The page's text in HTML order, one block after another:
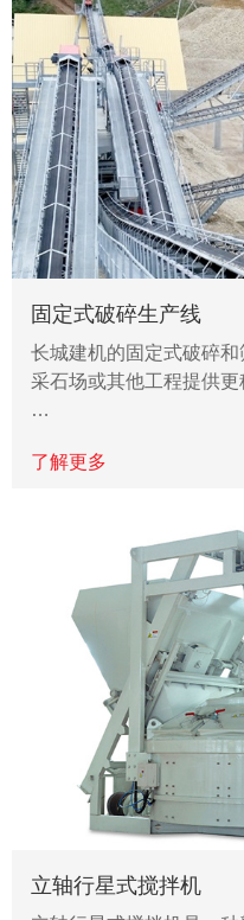
固定式破碎生产线
长城建机的固定式破碎和
采石场或其他工程提供更
…
了解更多
立轴行星式搅拌机